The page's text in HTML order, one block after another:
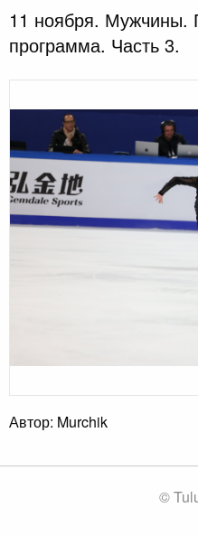
11 ноября. Мужчины.
программа. Часть 3.
Автор: Murchik
©